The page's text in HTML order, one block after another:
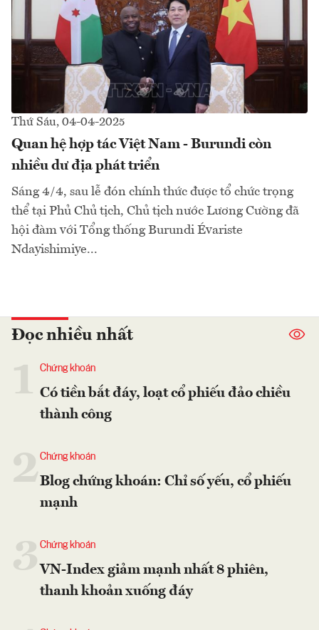
Thứ Sáu, 04-04-2025
Quan hệ hợp tác Việt Nam - Burundi còn
nhiều dư địa phát triển
Sáng 4/4, sau lễ đón chính thức được tổ chức trọng
thể tại Phủ Chủ tịch, Chủ tịch nước Lương Cường đã
hội đàm với Tổng thống Burundi Évariste
Ndayishimiye...
Đọc nhiều nhất
Chứng khoán
Có tiền bắt đáy, loạt cổ phiếu đảo chiều
thành công
2Chứng khoán
Blog chứng khoán: Chỉ số yếu, cổ phiếu
mạnh
Chứng khoán
VN-Index giảm mạnh nhất 8 phiên,
thanh khoản xuống đáy